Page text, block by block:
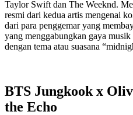
Taylor Swift dan The Weeknd.
resmi dari kedua artis mengenai
dari para penggemar yang
yang menggabungkan gaya
dengan tema atau suasana
BTS Jungkook x
the Echo